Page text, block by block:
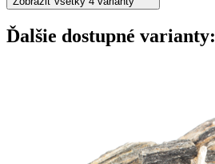
Ďalšie dostupné varianty: